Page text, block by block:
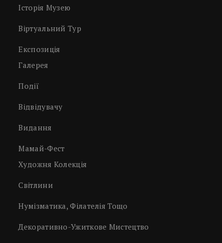
Історія Музею
Віртуальний Тур
Експозиція
Галерея
Події
Відвідувачу
Видання
Мамай-Фест
Художня Колекція
Світлини
Нумізматика, Філателія Тощо
Декоративно-Ужиткове Мистецтво